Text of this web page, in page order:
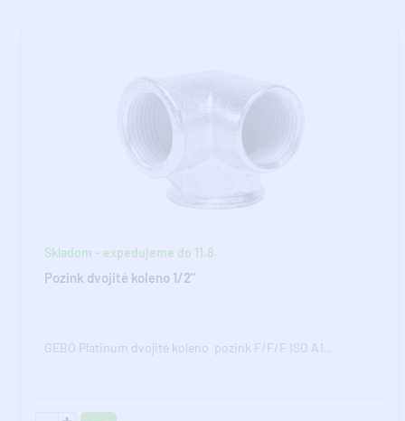
Skladom - expedujeme do 11.8.
Pozink dvojité koleno 1/2"
GEBO Platinum dvojité koleno pozink F/F/F ISO A1..